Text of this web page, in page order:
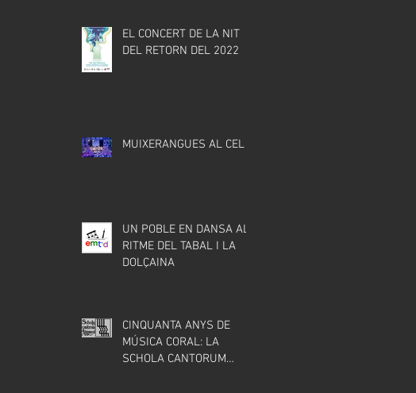
EL CONCERT DE LA NIT
DEL RETORN DEL 2022
MUIXERANGUES AL CEL
UN POBLE EN DANSA AL
RITME DEL TABAL I LA
DOLÇAINA
CINQUANTA ANYS DE
MÚSICA CORAL: LA
SCHOLA CANTORUM